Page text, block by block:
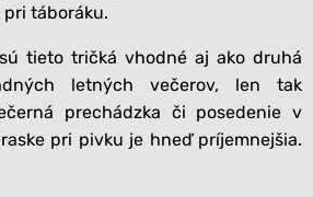
táboráku.
tieto tričká vhodné aj ako druhá
letných večerov, len tak
prechádzka či posedenie v
pri pivku je hneď príjemnejšia.